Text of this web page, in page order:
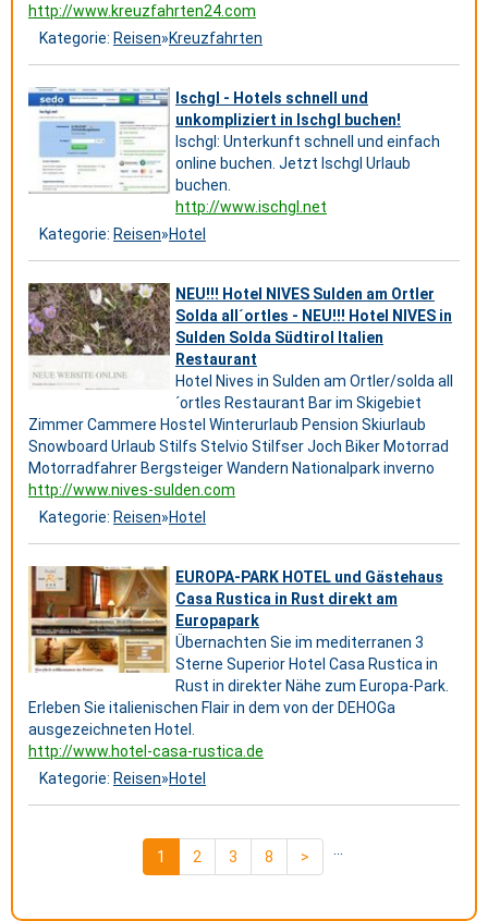
http://www.kreuzfahrten24.com
Kategorie: Reisen»Kreuzfahrten
Ischgl - Hotels schnell und
unkompliziert in Ischgl buchen!
Ischgl: Unterkunft schnell und einfach
online buchen. Jetzt Ischgl Urlaub
buchen.
http://www.ischgl.net
Kategorie: Reisen»Hotel
NEU!!! Hotel NIVES Sulden am Ortler
Solda all´ortles - NEU!!! Hotel NIVES in
Sulden Solda Südtirol Italien
Restaurant
Hotel Nives in Sulden am Ortler/solda all
´ortles Restaurant Bar im Skigebiet
Zimmer Cammere Hostel Winterurlaub Pension Skiurlaub
Snowboard Urlaub Stilfs Stelvio Stilfser Joch Biker Motorrad
Motorradfahrer Bergsteiger Wandern Nationalpark inverno
http://www.nives-sulden.com
Kategorie: Reisen»Hotel
EUROPA-PARK HOTEL und Gästehaus
Casa Rustica in Rust direkt am
Europapark
Übernachten Sie im mediterranen 3
Sterne Superior Hotel Casa Rustica in
Rust in direkter Nähe zum Europa-Park.
Erleben Sie italienischen Flair in dem von der DEHOGa
ausgezeichneten Hotel.
http://www.hotel-casa-rustica.de
Kategorie: Reisen»Hotel
1 2 3 8 >